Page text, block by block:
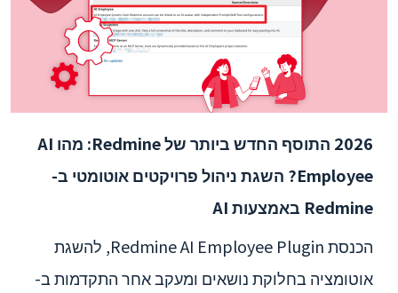
2026 התוסף החדש ביותר של Redmine: מהו AI
Employee? השגת ניהול פרויקטים אוטומטי ב-
Redmine באמצעות AI
הכנסת Redmine AI Employee Plugin, להשגת
אוטומציה בחלוקת נושאים ומעקב אחר התקדמות ב-